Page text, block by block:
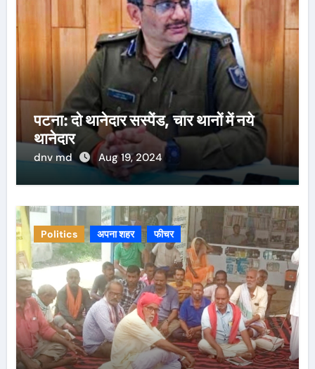
पटना: दो थानेदार सस्पेंड, चार थानों में नये
थानेदार
dnv md Aug 19, 2024
Politics अपना शहर फीचर